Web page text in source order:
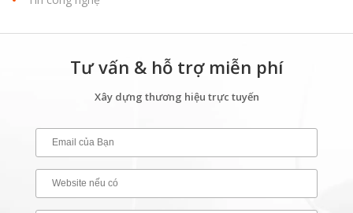
Tư vấn & hỗ trợ miễn phí
Xây dựng thương hiệu trực tuyến